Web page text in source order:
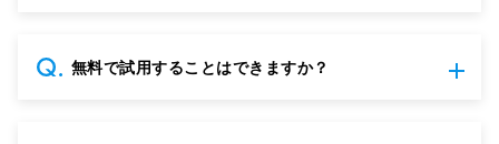
無料で試用することはできますか？